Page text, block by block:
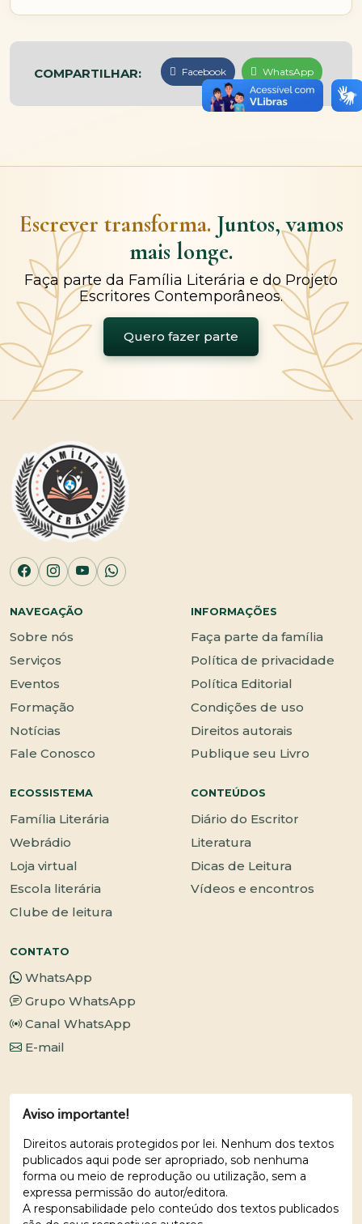
COMPARTILHAR: Facebook WhatsApp
Escrever transforma. Juntos, vamos
mais longe.
Faça parte da Família Literária e do Projeto
Escritores Contemporâneos.
Quero fazer parte
NAVEGAÇÃO
Sobre nós
Serviços
Eventos
Formação
Notícias
Fale Conosco
INFORMAÇÕES
Faça parte da família
Política de privacidade
Política Editorial
Condições de uso
Direitos autorais
Publique seu Livro
ECOSSISTEMA
Família Literária
Webrádio
Loja virtual
Escola literária
Clube de leitura
CONTEÚDOS
Diário do Escritor
Literatura
Dicas de Leitura
Vídeos e encontros
CONTATO
WhatsApp
Grupo WhatsApp
Canal WhatsApp
E-mail
Aviso importante!
Direitos autorais protegidos por lei. Nenhum dos textos
publicados aqui pode ser apropriado, sob nenhuma
forma ou meio de reprodução ou utilização, sem a
expressa permissão do autor/editora.
A responsabilidade pelo conteúdo dos textos publicados